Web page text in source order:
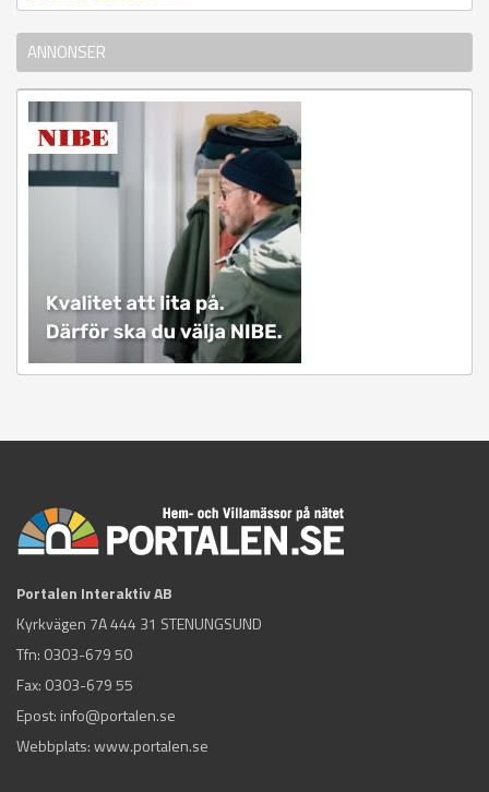
ANNONSER
Portalen Interaktiv AB
Kyrkvägen 7A 444 31 STENUNGSUND
Tfn: 0303-679 50
Fax: 0303-679 55
Epost: info@portalen.se
Webbplats: www.portalen.se